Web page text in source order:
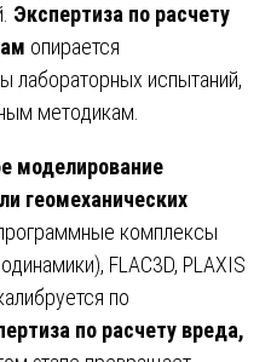
Экспертиза по расчету
опирается
лабораторных испытаний,
методикам.
моделирование
геомеханических
комплексы
FLAC3D, PLAXIS
по
по расчету вреда,